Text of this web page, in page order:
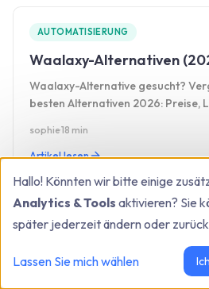
AUTOMATISIERUNG
Waalaxy-Alternativen
Waalaxy-Alternative gesucht?
besten Alternativen 2026: Preise,
sophie·18 min
Artikel lesen
Back to blog
Hallo! Könnten wir bitte einige
Analytics & Tools aktivieren? Sie
später jederzeit ändern oder
Lassen Sie mich wählen